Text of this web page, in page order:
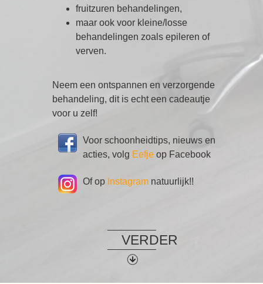
fruitzuren behandelingen,
maar ook voor kleine/losse
behandelingen zoals epileren of
verven.
Neem een ontspannen en verzorgende
behandeling, dit is echt een cadeautje
voor u zelf!
Voor schoonheidtips, nieuws en
acties, volg Eefje op Facebook
Of op Instagram natuurlijk!!
VERDER